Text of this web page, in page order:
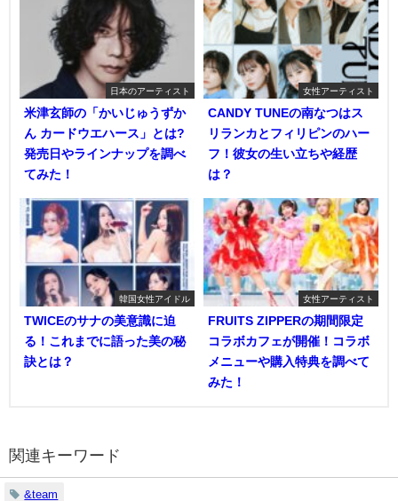
日本のアーティスト
米津玄師の「かいじゅうずか
ん カードウエハース」とは?
発売日やラインナップを調べ
てみた！
女性アーティスト
CANDY TUNEの南なつはス
リランカとフィリピンのハー
フ！彼女の生い立ちや経歴
は？
韓国女性アイドル
TWICEのサナの美意識に迫
る！これまでに語った美の秘
訣とは？
女性アーティスト
FRUITS ZIPPERの期間限定
コラボカフェが開催！コラボ
メニューや購入特典を調べて
みた！
関連キーワード
&team